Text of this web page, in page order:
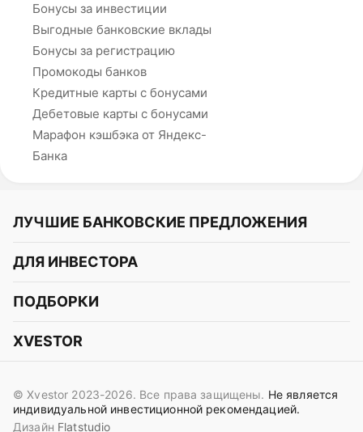
Бонусы за инвестиции
Выгодные банковские вклады
Бонусы за регистрацию
Промокоды банков
Кредитные карты с бонусами
Дебетовые карты с бонусами
Марафон кэшбэка от Яндекс-
Банка
ЛУЧШИЕ БАНКОВСКИЕ ПРЕДЛОЖЕНИЯ
Альфа-Банк
СБЕР
Газпромбанк
OZON Банк
Совкомбанк
ДЛЯ ИНВЕСТОРА
Курс акций
Курс облигаций
Прогнозы на криптовалюты
ПОДБОРКИ
Подборки акций
Подборки облигаций
XVESTOR
Вконтакте
© Xvestor 2023-2026. Все права защищены. Не является
индивидуальной инвестиционной рекомендацией.
Дизайн Flatstudio